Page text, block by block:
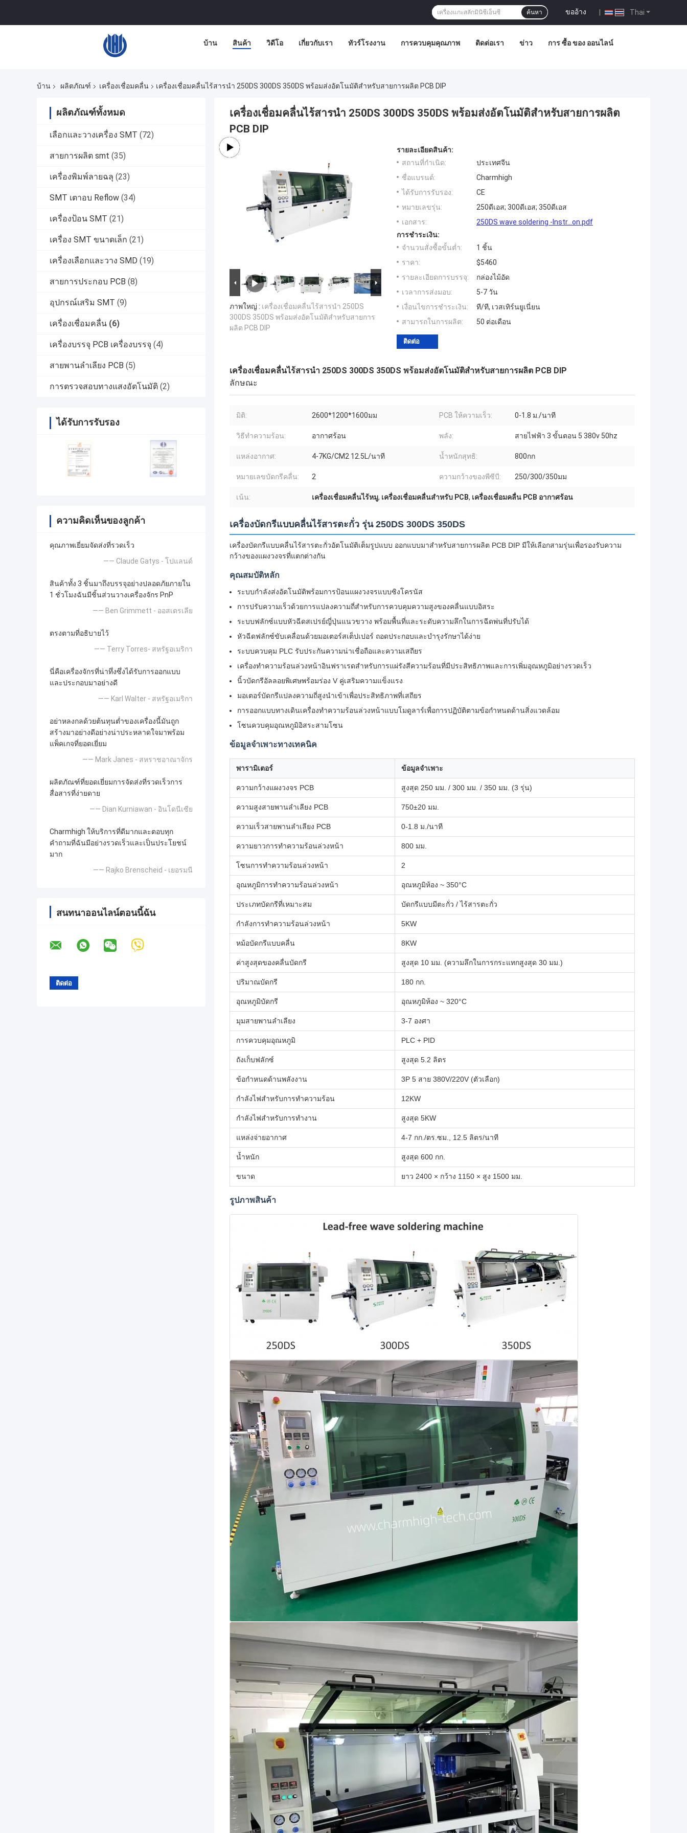
Thai
ขออ้าง |
ค้นหา
บ้าน สินค้า วิดีโอ เกี่ยวกับเรา ทัวร์โรงงาน การควบคุมคุณภาพ ติดต่อเรา ข่าว การ ซื้อ ของ ออนไลน์
บ้าน ผลิตภัณฑ์ เครื่องเชื่อมคลื่น เครื่องเชื่อมคลื่นไร้สารนํา 250DS 300DS 350DS พร้อมส่งอัตโนมัติสําหรับสายการผลิต PCB DIP
ผลิตภัณฑ์ทั้งหมด
เลือกและวางเครื่อง SMT (72)
สายการผลิต smt (35)
เครื่องพิมพ์ลายฉลุ (23)
SMT เตาอบ Reflow (34)
เครื่องป้อน SMT (21)
เครื่อง SMT ขนาดเล็ก (21)
เครื่องเลือกและวาง SMD (19)
สายการประกอบ PCB (8)
อุปกรณ์เสริม SMT (9)
เครื่องเชื่อมคลื่น (6)
เครื่องบรรจุ PCB เครื่องบรรจุ (4)
สายพานลำเลียง PCB (5)
การตรวจสอบทางแสงอัตโนมัติ (2)
ได้รับการรับรอง
ความคิดเห็นของลูกค้า
คุณภาพเยี่ยมจัดส่งที่รวดเร็ว
—— Claude Gatys - โปแลนด์
สินค้าทั้ง 3 ชิ้นมาถึงบรรจุอย่างปลอดภัยภายใน
1 ชั่วโมงฉันมีชิ้นส่วนวางเครื่องจักร PnP
—— Ben Grimmett - ออสเตรเลีย
ตรงตามที่อธิบายไว้
—— Terry Torres- สหรัฐอเมริกา
นี่คือเครื่องจักรที่น่าทึ่งซึ่งได้รับการออกแบบ
และประกอบมาอย่างดี
—— Karl Walter - สหรัฐอเมริกา
อย่าหลงกลด้วยต้นทุนต่ำของเครื่องนี้มันถูก
สร้างมาอย่างดีอย่างน่าประหลาดใจมาพร้อม
แพ็คเกจที่ยอดเยี่ยม
—— Mark Janes - สหราชอาณาจักร
ผลิตภัณฑ์ที่ยอดเยี่ยมการจัดส่งที่รวดเร็วการ
สื่อสารที่ง่ายดาย
—— Dian Kurniawan - อินโดนีเซีย
Charmhigh ให้บริการที่ดีมากและตอบทุก
คำถามที่ฉันมีอย่างรวดเร็วและเป็นประโยชน์
มาก
—— Rajko Brenscheid - เยอรมนี
สนทนาออนไลน์ตอนนี้ฉัน
เครื่องเชื่อมคลื่นไร้สารนํา 250DS 300DS 350DS พร้อมส่งอัตโนมัติสําหรับสายการผลิต
PCB DIP
ภาพใหญ่ : เครื่องเชื่อมคลื่นไร้สารนํา 250DS
300DS 350DS พร้อมส่งอัตโนมัติสําหรับสายการ
ผลิต PCB DIP
รายละเอียดสินค้า:
สถานที่กำเนิด:
ประเทศจีน
ชื่อแบรนด์:
Charmhigh
ได้รับการรับรอง:
CE
หมายเลขรุ่น:
250ดีเอส; 300ดีเอส; 350ดีเอส
เอกสาร:
250DS wave soldering -Instr...on.pdf
การชำระเงิน:
จำนวนสั่งซื้อขั้นต่ำ:
1 ชิ้น
ราคา:
$5460
รายละเอียดการบรรจุ:
กล่องไม้อัด
เวลาการส่งมอบ:
5-7 วัน
เงื่อนไขการชำระเงิน:
ที/ที, เวสเทิร์นยูเนี่ยน
สามารถในการผลิต:
50 ต่อเดือน
ติดต่อ
เครื่องเชื่อมคลื่นไร้สารนํา 250DS 300DS 350DS พร้อมส่งอัตโนมัติสําหรับสายการผลิต PCB DIP
ลักษณะ
มิติ: 2600*1200*1600มม PCB ให้ความเร็ว: 0-1.8 ม./นาที
วิธีทำความร้อน: อากาศร้อน พลัง: สายไฟฟ้า 3 ขั้นตอน 5 380v 50hz
แหล่งอากาศ: 4-7KG/CM2 12.5L/นาที น้ำหนักสุทธิ: 800กก
หมายเลขบัดกรีคลื่น: 2 ความกว้างของพีซีบี: 250/300/350มม
เน้น: เครื่องเชื่อมคลื่นไร้หมู, เครื่องเชื่อมคลื่นสําหรับ PCB, เครื่องเชื่อมคลื่น PCB อากาศร้อน
เครื่องบัดกรีแบบคลื่นไร้สารตะกั่ว รุ่น 250DS 300DS 350DS
เครื่องบัดกรีแบบคลื่นไร้สารตะกั่วอัตโนมัติเต็มรูปแบบ ออกแบบมาสำหรับสายการผลิต PCB DIP มีให้เลือกสามรุ่นเพื่อรองรับความ
กว้างของแผงวงจรที่แตกต่างกัน
คุณสมบัติหลัก
ระบบกำลังส่งอัตโนมัติพร้อมการป้อนแผงวงจรแบบซิงโครนัส
การปรับความเร็วด้วยการแปลงความถี่สำหรับการควบคุมความสูงของคลื่นแบบอิสระ
ระบบฟลักซ์แบบหัวฉีดสเปรย์ญี่ปุ่นแนวขวาง พร้อมพื้นที่และระดับความลึกในการฉีดพ่นที่ปรับได้
หัวฉีดฟลักซ์ขับเคลื่อนด้วยมอเตอร์สเต็ปเปอร์ ถอดประกอบและบำรุงรักษาได้ง่าย
ระบบควบคุม PLC รับประกันความน่าเชื่อถือและความเสถียร
เครื่องทำความร้อนล่วงหน้าอินฟราเรดสำหรับการแผ่รังสีความร้อนที่มีประสิทธิภาพและการเพิ่มอุณหภูมิอย่างรวดเร็ว
นิ้วบัดกรีอัลลอยพิเศษพร้อมร่อง V คู่เสริมความแข็งแรง
มอเตอร์บัดกรีแปลงความถี่สูงนำเข้าเพื่อประสิทธิภาพที่เสถียร
การออกแบบทางเดินเครื่องทำความร้อนล่วงหน้าแบบโมดูลาร์เพื่อการปฏิบัติตามข้อกำหนดด้านสิ่งแวดล้อม
โซนควบคุมอุณหภูมิอิสระสามโซน
ข้อมูลจำเพาะทางเทคนิค
พารามิเตอร์ ข้อมูลจำเพาะ
ความกว้างแผงวงจร PCB สูงสุด 250 มม. / 300 มม. / 350 มม. (3 รุ่น)
ความสูงสายพานลำเลียง PCB 750±20 มม.
ความเร็วสายพานลำเลียง PCB 0-1.8 ม./นาที
ความยาวการทำความร้อนล่วงหน้า 800 มม.
โซนการทำความร้อนล่วงหน้า 2
อุณหภูมิการทำความร้อนล่วงหน้า อุณหภูมิห้อง ~ 350°C
ประเภทบัดกรีที่เหมาะสม บัดกรีแบบมีตะกั่ว / ไร้สารตะกั่ว
กำลังการทำความร้อนล่วงหน้า 5KW
หม้อบัดกรีแบบคลื่น 8KW
ค่าสูงสุดของคลื่นบัดกรี สูงสุด 10 มม. (ความลึกในการกระแทกสูงสุด 30 มม.)
ปริมาณบัดกรี 180 กก.
อุณหภูมิบัดกรี อุณหภูมิห้อง ~ 320°C
มุมสายพานลำเลียง 3-7 องศา
การควบคุมอุณหภูมิ PLC + PID
ถังเก็บฟลักซ์ สูงสุด 5.2 ลิตร
ข้อกำหนดด้านพลังงาน 3P 5 สาย 380V/220V (ตัวเลือก)
กำลังไฟสำหรับการทำความร้อน 12KW
กำลังไฟสำหรับการทำงาน สูงสุด 5KW
แหล่งจ่ายอากาศ 4-7 กก./ตร.ซม., 12.5 ลิตร/นาที
น้ำหนัก สูงสุด 600 กก.
ขนาด ยาว 2400 × กว้าง 1150 × สูง 1500 มม.
รูปภาพสินค้า